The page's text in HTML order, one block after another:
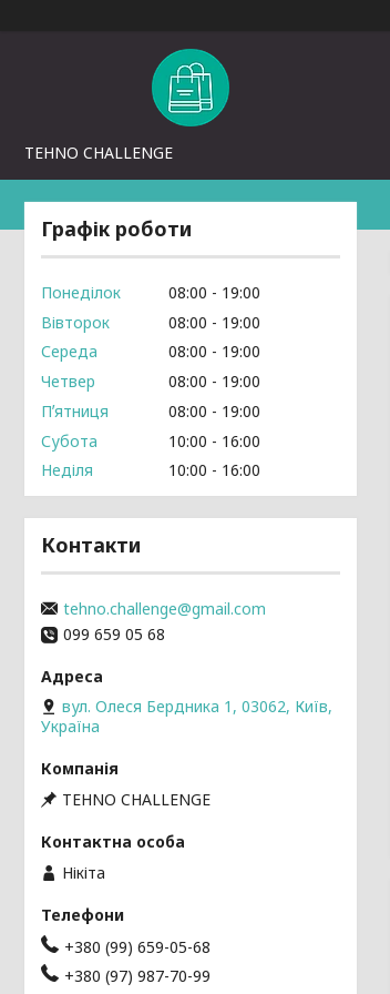
TEHNO CHALLENGE
Графік роботи
Понеділок 08:00
19:00
Вівторок
08:00
19:00
Середа
08:00
19:00
Четвер
08:00
19:00
Пʼятниця
08:00
19:00
Субота
10:00
16:00
Неділя
10:00 16:00
Контакти
tehno.challenge@gmail.com
099 659 05 68
вул. Олеся Бердника 1, 03062, Київ,
Україна
TEHNO CHALLENGE
Нікіта
+380 (99) 659-05-68
+380 (97) 987-70-99